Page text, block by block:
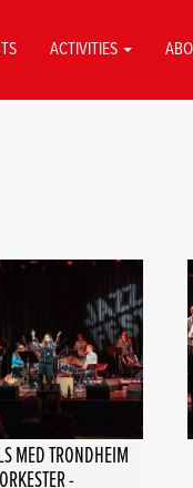
ACTIVITIES
MED TRONDHEIM
-